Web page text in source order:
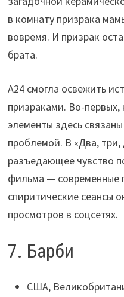
в комнату призрака
вовремя. И призрак
брата.
A24 смогла освежить
призраками. Во-первых,
элементы здесь
проблемой. В «Два,
разъедающее чувство
фильма — современные
спиритические сеансы
просмотров в соцсетях.
7. Барби
США,